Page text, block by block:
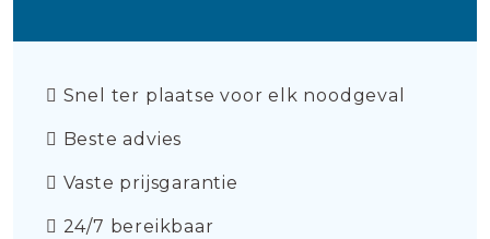
Snel ter plaatse voor elk noodgeval
Beste advies
Vaste prijsgarantie
24/7 bereikbaar